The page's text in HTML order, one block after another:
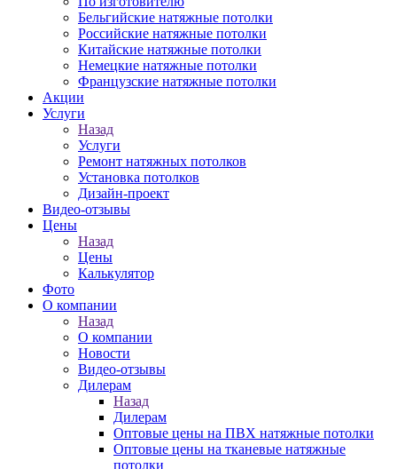
Бельгийские натяжные потолки
Российские натяжные потолки
Китайские натяжные потолки
Немецкие натяжные потолки
Французские натяжные потолки
Акции
Услуги
Назад
Услуги
Ремонт натяжных потолков
Установка потолков
Дизайн-проект
Видео-отзывы
Цены
Назад
Цены
Калькулятор
Фото
О компании
Назад
О компании
Новости
Видео-отзывы
Дилерам
Назад
Дилерам
Оптовые цены на ПВХ натяжные потолки
Оптовые цены на тканевые натяжные
потолки